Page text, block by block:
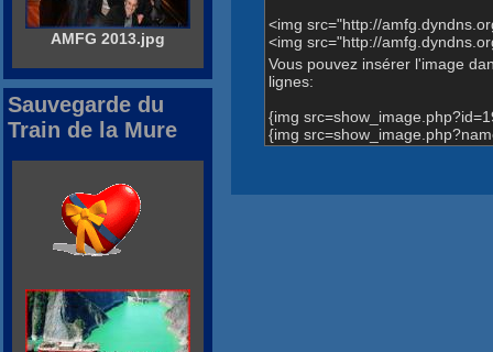
<img src="http://
<img src="http://
Vous pouvez insérer l'image
lignes:
{img
{img
AMFG 2013.jpg
Sauvegarde du
Train de la Mure